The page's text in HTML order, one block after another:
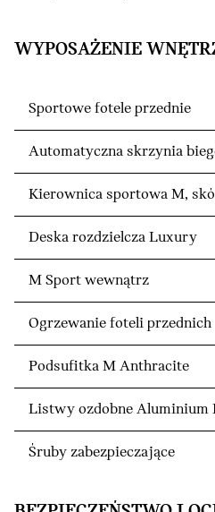
WYPOSAŻENIE
Sportowe fotele przednie
Automatyczna skrzynia
Kierownica sportowa M,
Deska rozdzielcza Luxury
M Sport wewnątrz
Ogrzewanie foteli przednich
Podsufitka M Anthracite
Listwy ozdobne Aluminium
Śruby zabezpieczające